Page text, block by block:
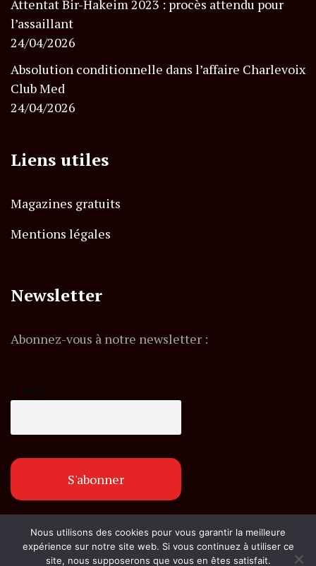
Attentat Bir-Hakeim 2023 : procès attendu pour
l’assaillant
24/04/2026
Absolution conditionnelle dans l’affaire Charlevoix
Club Med
24/04/2026
Liens utiles
Magazines gratuits
Mentions légales
Newsletter
Abonnez-vous à notre newsletter :
© Copyright flashexpress.fr. Tous droits réservés.
Nous utilisons des cookies pour vous garantir la meilleure
expérience sur notre site web. Si vous continuez à utiliser ce
site, nous supposerons que vous en êtes satisfait.